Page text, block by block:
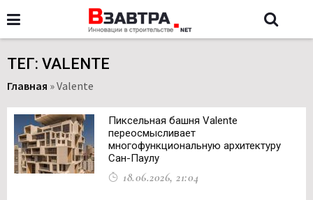
ТЕГ: VALENTE
Главная »Valente
Пиксельная башня Valente
переосмысливает
многофункциональную архитектуру
Сан-Паулу
18.06.2026, 21:04